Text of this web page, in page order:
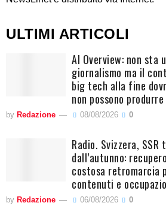
ULTIMI ARTICOLI
AI Overview: non sta
giornalismo ma il
big tech alla fine
non possono produrre
by Redazione 08/08/2026 0
Radio. Svizzera, SSR
dall’autunno:
costosa retromarcia
contenuti e
by Redazione 06/08/2026 0